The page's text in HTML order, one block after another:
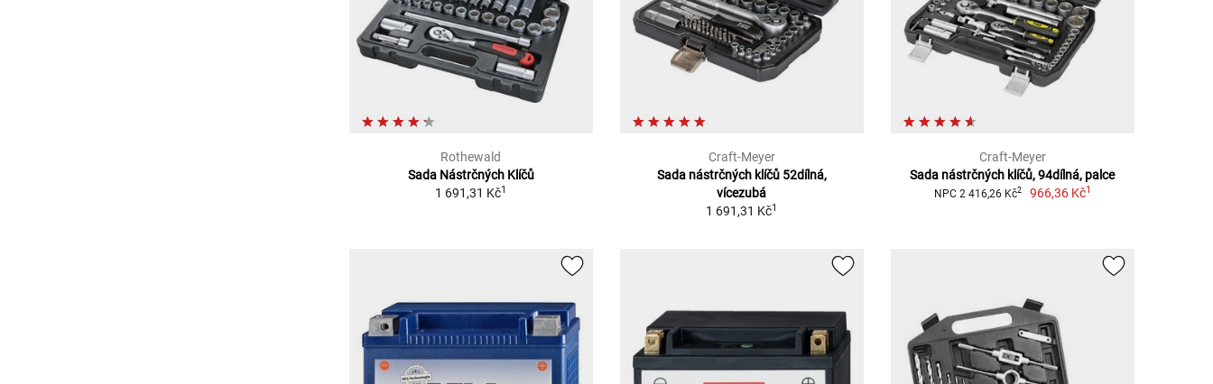
Rothewald
Sada Nástrčných Klíčů
1 691,31 Kč1
Craft-Meyer
Sada nástrčných klíčů 52dílná,
vícezubá
1 691,31 Kč1
Craft-Meyer
Sada nástrčných klíčů, 94dílná, palce
NPC 2 416,26 Kč2 966,36 Kč1